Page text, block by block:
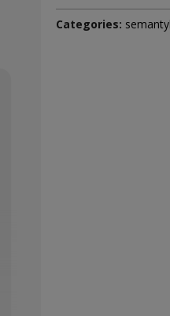
Categories: